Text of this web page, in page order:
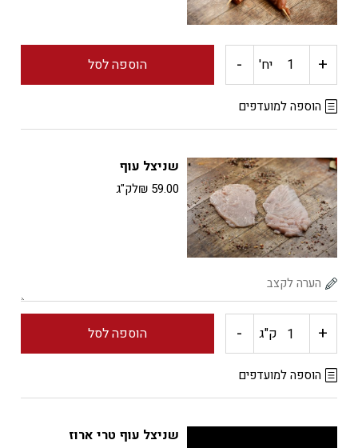
+ כמות
של
פרגית
מתובל
יח' - הוספה לסל
הוספה למועדפים
שניצל עוף
₪ 59.00 לק"ג
+ כמות
של
ק"ג - הוספה לסל
הוספה למועדפים
שניצל עוף טרי ארוז